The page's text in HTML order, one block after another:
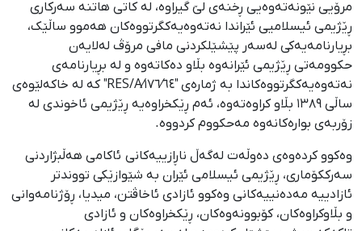
مرۆیی نێونەتەوەیی ڕخنەی لێ گیراوە، لە کاتی هاتنە سەرکاری
ڕێژیمی ئیسلامیی ئێراندا نەتەوەیەکگرتووەکان ھەموو ساڵێک،
بڕیارنامەیەکی لەسەر پێشێلکردنی مافی مرۆڤ لەلایەن
حکوومەتی ڕێژیمی ئێرانەوە بڵاو دەکاتەوە و لە بڕیارنامەی
نەتەوەیەکگرتووەکاندا بە ژمارەی "١٧٦⁄٦٤⁄RES/A" کە لە خاکەلێوەی
ساڵی ١٣٨٩ بڵاو کراوەتەوە، ئەم ڕێکخراوەیە ڕێژیمی ئاخوندی لە
زۆربەی بوارەکانەوە مەحکووم کردووە.
وەکوو کردەوەی دەوڵەت لەگەڵ ناڕازییەکانی ئاکامی ھەڵبژاردنی
سەرککۆماری، ڕێژیمی ئیسلامی ئێران بە شێوازێکی تووندتر
ئازادییە مەدەنییەکانی وەکوو ئازادی ئاخاڤتن، میدیا، ڕۆژنامەوانی
و بڵاوکراوەکان، کۆبوونەوەکان، ڕێکخراوەکان و ئازادی